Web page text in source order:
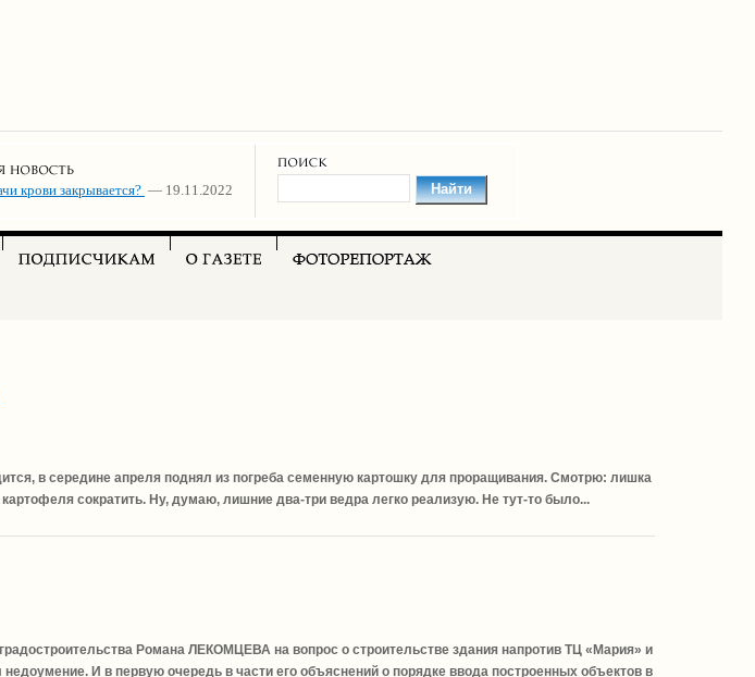
крови закрывается? — 19.11.2022
в середине апреля поднял из погреба семенную картошку для проращивания. Смотрю: лишка
сократить. Ну, думаю, лишние два-три ведра легко реализую. Не тут-то было...
Романа ЛЕКОМЦЕВА на вопрос о строительстве здания напротив ТЦ «Мария» и
И в первую очередь в части его объяснений о порядке ввода построенных объектов в